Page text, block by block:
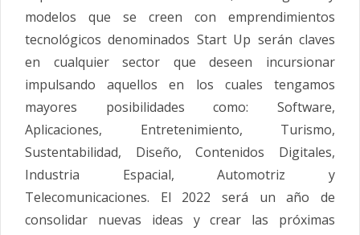
modelos que se creen con emprendimientos
tecnológicos denominados Start Up serán claves
en cualquier sector que deseen incursionar
impulsando aquellos en los cuales tengamos
mayores posibilidades como: Software,
Aplicaciones, Entretenimiento, Turismo,
Sustentabilidad, Diseño, Contenidos Digitales,
Industria Espacial, Automotriz y
Telecomunicaciones. El 2022 será un año de
consolidar nuevas ideas y crear las próximas